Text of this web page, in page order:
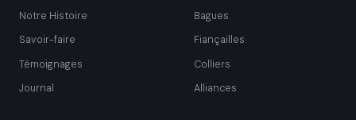
Notre Histoire
Savoir-faire
Témoignages
Journal
Bagues
Fiançailles
Colliers
Alliances